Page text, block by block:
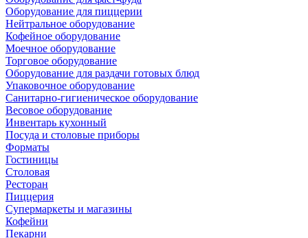
Оборудование для пиццерии
Нейтральное оборудование
Кофейное оборудование
Моечное оборудование
Торговое оборудование
Оборудование для раздачи готовых блюд
Упаковочное оборудование
Санитарно-гигиеническое оборудование
Весовое оборудование
Инвентарь кухонный
Посуда и столовые приборы
Форматы
Гостиницы
Столовая
Ресторан
Пиццерия
Супермаркеты и магазины
Кофейни
Пекарни